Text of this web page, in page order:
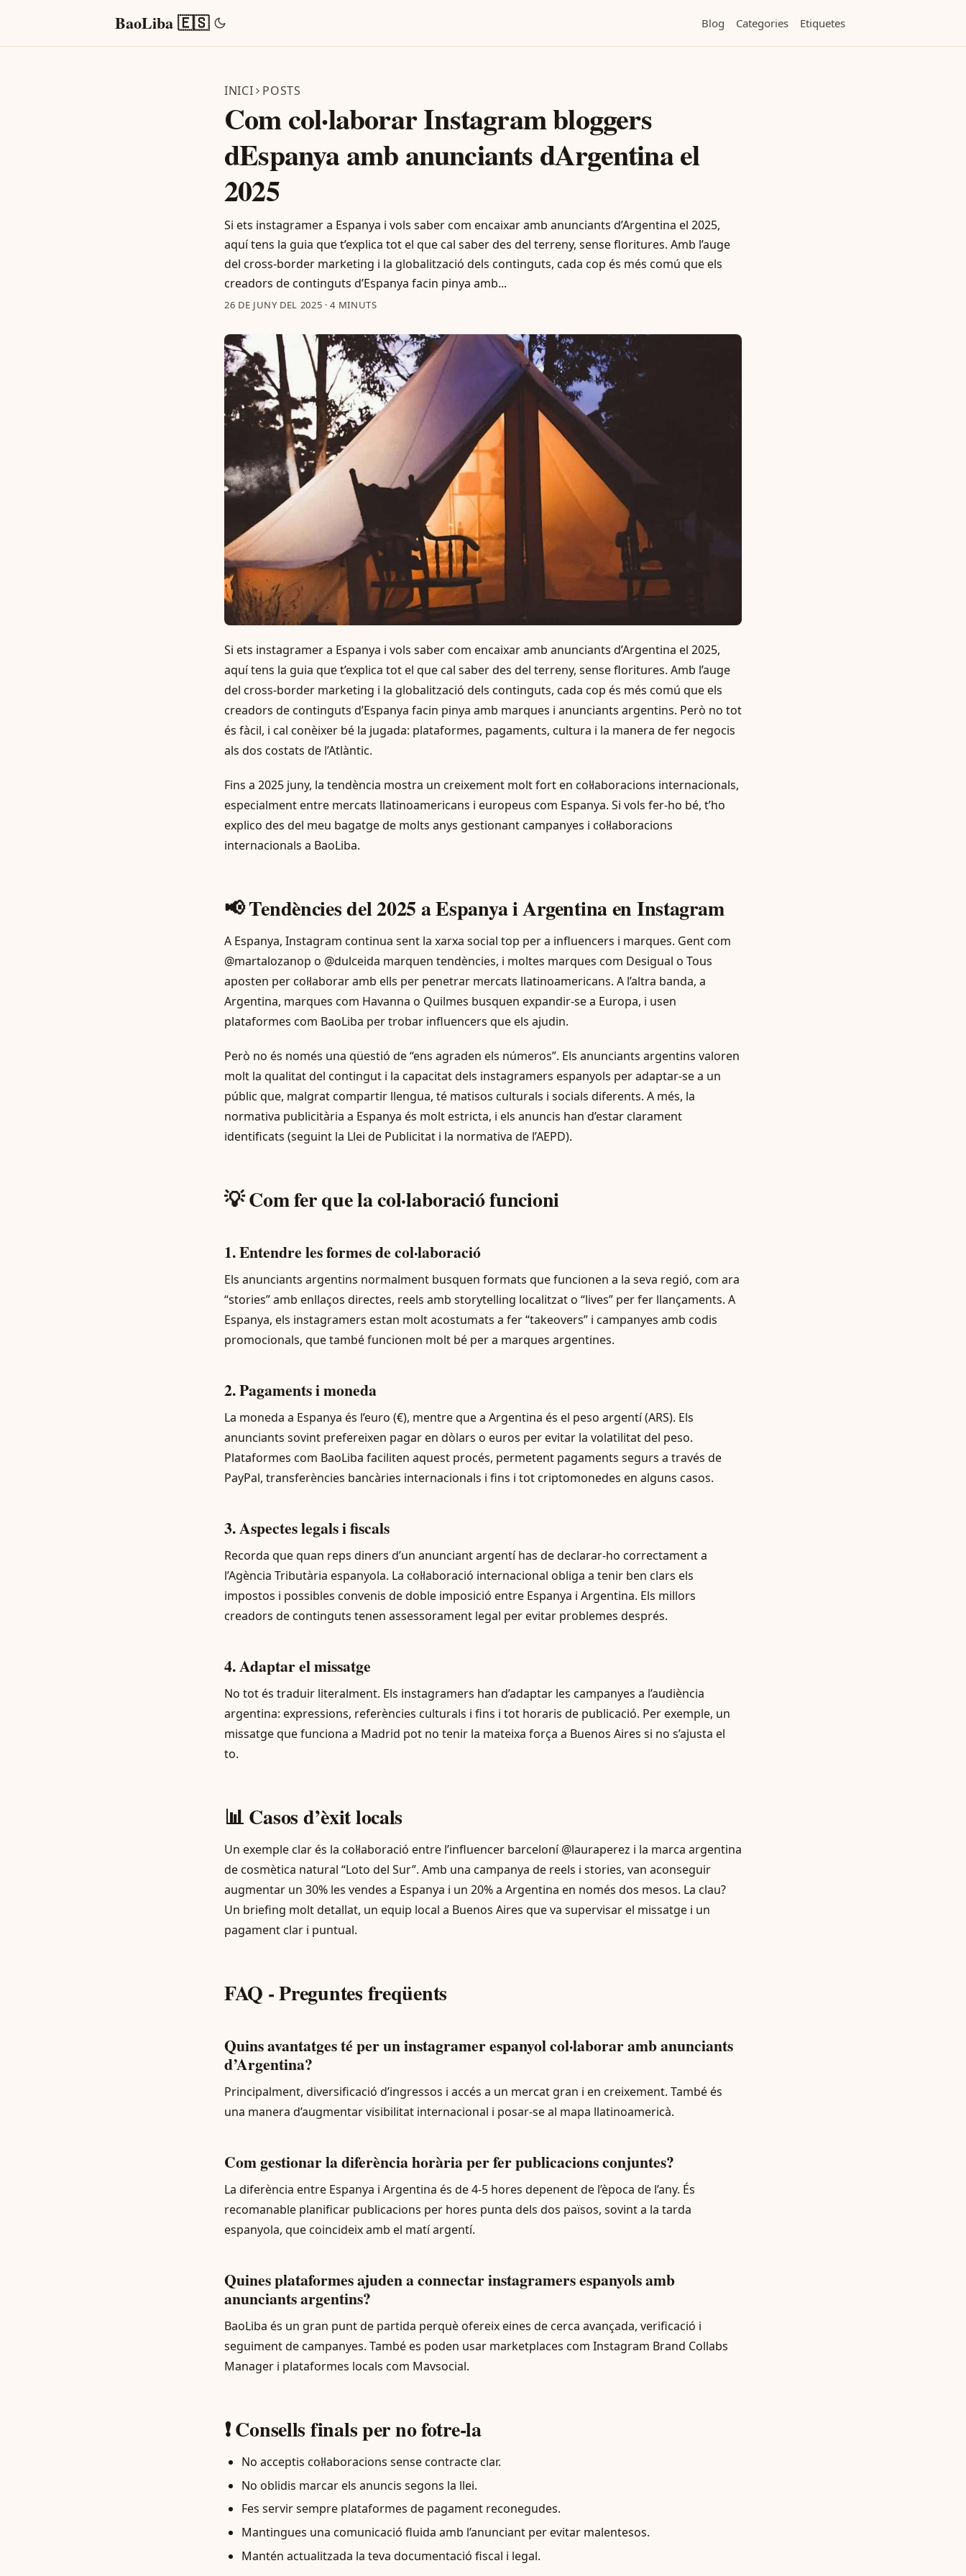
BaoLiba 🇪🇸 Blog Categories Etiquetes
INICI POSTS
Com col·laborar Instagram bloggers
dEspanya amb anunciants dArgentina el
2025
Si ets instagramer a Espanya i vols saber com encaixar amb anunciants d’Argentina el 2025,
aquí tens la guia que t’explica tot el que cal saber des del terreny, sense floritures. Amb l’auge
del cross-border marketing i la globalització dels continguts, cada cop és més comú que els
creadors de continguts d’Espanya facin pinya amb...
26 DE JUNY DEL 2025 ·4 MINUTS
Si ets instagramer a Espanya i vols saber com encaixar amb anunciants d’Argentina el 2025,
aquí tens la guia que t’explica tot el que cal saber des del terreny, sense floritures. Amb l’auge
del cross-border marketing i la globalització dels continguts, cada cop és més comú que els
creadors de continguts d’Espanya facin pinya amb marques i anunciants argentins. Però no tot
és fàcil, i cal conèixer bé la jugada: plataformes, pagaments, cultura i la manera de fer negocis
als dos costats de l’Atlàntic.
Fins a 2025 juny, la tendència mostra un creixement molt fort en col·laboracions internacionals,
especialment entre mercats llatinoamericans i europeus com Espanya. Si vols fer-ho bé, t’ho
explico des del meu bagatge de molts anys gestionant campanyes i col·laboracions
internacionals a BaoLiba.
📢 Tendències del 2025 a Espanya i Argentina en Instagram
A Espanya, Instagram continua sent la xarxa social top per a influencers i marques. Gent com
@martalozanop o @dulceida marquen tendències, i moltes marques com Desigual o Tous
aposten per col·laborar amb ells per penetrar mercats llatinoamericans. A l’altra banda, a
Argentina, marques com Havanna o Quilmes busquen expandir-se a Europa, i usen
plataformes com BaoLiba per trobar influencers que els ajudin.
Però no és només una qüestió de “ens agraden els números”. Els anunciants argentins valoren
molt la qualitat del contingut i la capacitat dels instagramers espanyols per adaptar-se a un
públic que, malgrat compartir llengua, té matisos culturals i socials diferents. A més, la
normativa publicitària a Espanya és molt estricta, i els anuncis han d’estar clarament
identificats (seguint la Llei de Publicitat i la normativa de l’AEPD).
💡 Com fer que la col·laboració funcioni
1. Entendre les formes de col·laboració
Els anunciants argentins normalment busquen formats que funcionen a la seva regió, com ara
“stories” amb enllaços directes, reels amb storytelling localitzat o “lives” per fer llançaments. A
Espanya, els instagramers estan molt acostumats a fer “takeovers” i campanyes amb codis
promocionals, que també funcionen molt bé per a marques argentines.
2. Pagaments i moneda
La moneda a Espanya és l’euro (€), mentre que a Argentina és el peso argentí (ARS). Els
anunciants sovint prefereixen pagar en dòlars o euros per evitar la volatilitat del peso.
Plataformes com BaoLiba faciliten aquest procés, permetent pagaments segurs a través de
PayPal, transferències bancàries internacionals i fins i tot criptomonedes en alguns casos.
3. Aspectes legals i fiscals
Recorda que quan reps diners d’un anunciant argentí has de declarar-ho correctament a
l’Agència Tributària espanyola. La col·laboració internacional obliga a tenir ben clars els
impostos i possibles convenis de doble imposició entre Espanya i Argentina. Els millors
creadors de continguts tenen assessorament legal per evitar problemes després.
4. Adaptar el missatge
No tot és traduir literalment. Els instagramers han d’adaptar les campanyes a l’audiència
argentina: expressions, referències culturals i fins i tot horaris de publicació. Per exemple, un
missatge que funciona a Madrid pot no tenir la mateixa força a Buenos Aires si no s’ajusta el
to.
📊 Casos d’èxit locals
Un exemple clar és la col·laboració entre l’influencer barceloní @lauraperez i la marca argentina
de cosmètica natural “Loto del Sur”. Amb una campanya de reels i stories, van aconseguir
augmentar un 30% les vendes a Espanya i un 20% a Argentina en només dos mesos. La clau?
Un briefing molt detallat, un equip local a Buenos Aires que va supervisar el missatge i un
pagament clar i puntual.
FAQ - Preguntes freqüents
Quins avantatges té per un instagramer espanyol col·laborar amb anunciants
d’Argentina?
Principalment, diversificació d’ingressos i accés a un mercat gran i en creixement. També és
una manera d’augmentar visibilitat internacional i posar-se al mapa llatinoamericà.
Com gestionar la diferència horària per fer publicacions conjuntes?
La diferència entre Espanya i Argentina és de 4-5 hores depenent de l’època de l’any. És
recomanable planificar publicacions per hores punta dels dos països, sovint a la tarda
espanyola, que coincideix amb el matí argentí.
Quines plataformes ajuden a connectar instagramers espanyols amb
anunciants argentins?
BaoLiba és un gran punt de partida perquè ofereix eines de cerca avançada, verificació i
seguiment de campanyes. També es poden usar marketplaces com Instagram Brand Collabs
Manager i plataformes locals com Mavsocial.
❗ Consells finals per no fotre-la
No acceptis col·laboracions sense contracte clar.
No oblidis marcar els anuncis segons la llei.
Fes servir sempre plataformes de pagament reconegudes.
Mantingues una comunicació fluida amb l’anunciant per evitar malentesos.
Mantén actualitzada la teva documentació fiscal i legal.